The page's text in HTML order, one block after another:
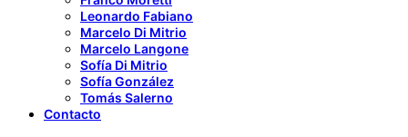
Leonardo Fabiano
Marcelo Di Mitrio
Marcelo Langone
Sofía Di Mitrio
Sofía González
Tomás Salerno
Contacto